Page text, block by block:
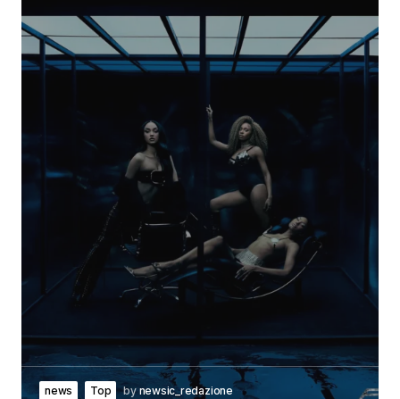
news Top by newsic_redazione